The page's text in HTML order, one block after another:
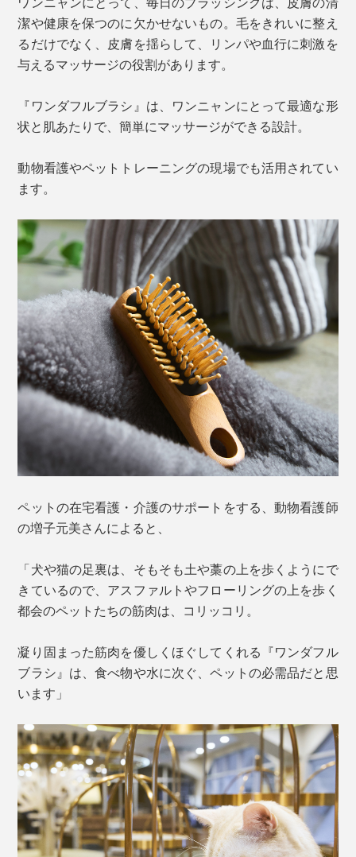
潔や健康を保つのに欠かせないもの。毛をきれいに整え
るだけでなく、皮膚を揺らして、リンパや血行に刺激を
与えるマッサージの役割があります。
『ワンダフルブラシ』は、ワンニャンにとって最適な形
状と肌あたりで、簡単にマッサージができる設計。
動物看護やペットトレーニングの現場でも活用されてい
ます。
ペットの在宅看護・介護のサポートをする、動物看護師
の増子元美さんによると、
「犬や猫の足裏は、そもそも土や藁の上を歩くようにで
きているので、アスファルトやフローリングの上を歩く
都会のペットたちの筋肉は、コリッコリ。
凝り固まった筋肉を優しくほぐしてくれる『ワンダフル
ブラシ』は、食べ物や水に次ぐ、ペットの必需品だと思
います」